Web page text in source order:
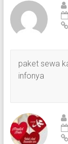
paket sewa
infonya